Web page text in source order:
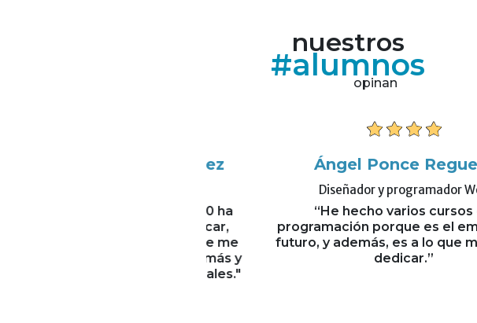
nuestros
#alumnos
opinan
Ángel Ponce Reguera
Diseñador y programador Web
“He hecho varios cursos de
programación porque es el empleo del
futuro, y además, es a lo que me quiero
dedicar.”